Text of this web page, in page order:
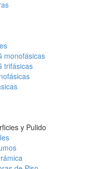
monofásicas
trifásicas
y Pulido